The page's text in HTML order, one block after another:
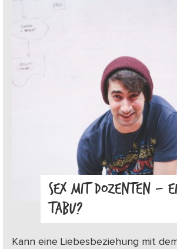
SEX MIT DOZENTEN –
TABU?
Kann eine Liebesbeziehung mit